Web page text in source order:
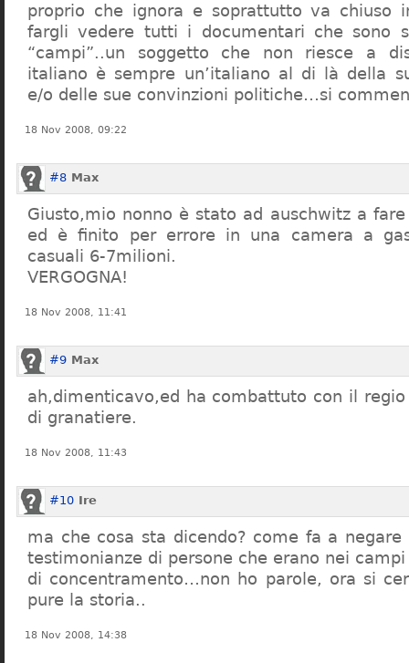
proprio che ignora e soprattutto va chiuso
fargli vedere tutti i documentari che sono
“campi”..un soggetto che non riesce a
italiano è sempre un’italiano al di là della
e/o delle sue convinzioni politiche…si
18 Nov 2008, 09:22
#8 Max
Giusto,mio nonno è stato ad auschwitz a
ed è finito per errore in una camera a
casuali 6-7milioni.
VERGOGNA!
18 Nov 2008, 11:41
#9 Max
ah,dimenticavo,ed ha combattuto con il
di granatiere.
18 Nov 2008, 11:43
#10 Ire
ma che cosa sta dicendo? come fa a
testimonianze di persone che erano nei campi
di concentramento…non ho parole, ora si
pure la storia..
18 Nov 2008, 14:38